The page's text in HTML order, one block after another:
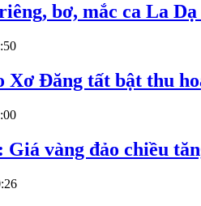
bơ, mắc ca La
Xơ Đăng tất bật thu
Giá vàng đảo chiều